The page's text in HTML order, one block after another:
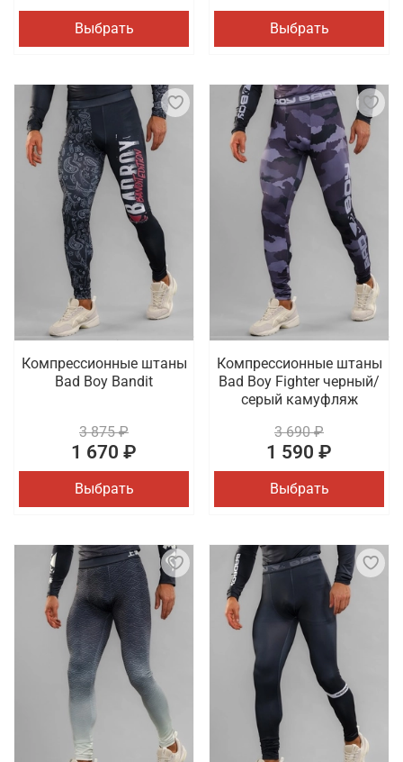
Выбрать Выбрать
Компрессионные штаны
Bad Boy Bandit
3 875 ₽
1 670 ₽
Выбрать
Компрессионные штаны
Bad Boy Fighter черный/
серый камуфляж
3 690 ₽
1 590 ₽
Выбрать